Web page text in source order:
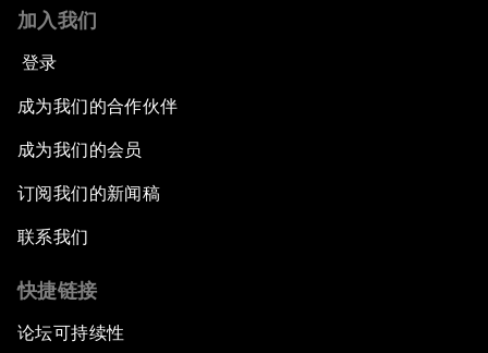
加入我们
登录
成为我们的合作伙伴
成为我们的会员
订阅我们的新闻稿
联系我们
快捷链接
论坛可持续性